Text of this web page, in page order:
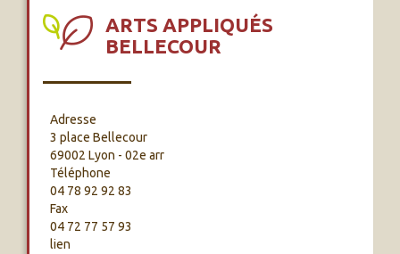
ARTS APPLIQUÉS
BELLECOUR
Adresse
3 place Bellecour
69002 Lyon - 02e arr
Téléphone
04 78 92 92 83
Fax
04 72 77 57 93
lien